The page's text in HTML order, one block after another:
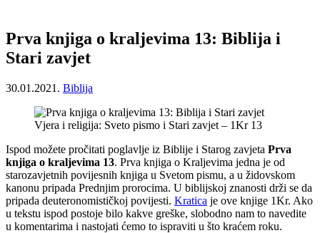
Prva knjiga o kraljevima 13: Biblija i
Stari zavjet
30.01.2021. Biblija
Vjera i religija: Sveto pismo i Stari zavjet – 1Kr 13
Ispod možete pročitati poglavlje iz Biblije i Starog zavjeta Prva
knjiga o kraljevima 13. Prva knjiga o Kraljevima jedna je od
starozavjetnih povijesnih knjiga u Svetom pismu, a u židovskom
kanonu pripada Prednjim prorocima. U biblijskoj znanosti drži se da
pripada deuteronomističkoj povijesti. Kratica je ove knjige 1Kr. Ako
u tekstu ispod postoje bilo kakve greške, slobodno nam to navedite
u komentarima i nastojati ćemo to ispraviti u što kraćem roku.